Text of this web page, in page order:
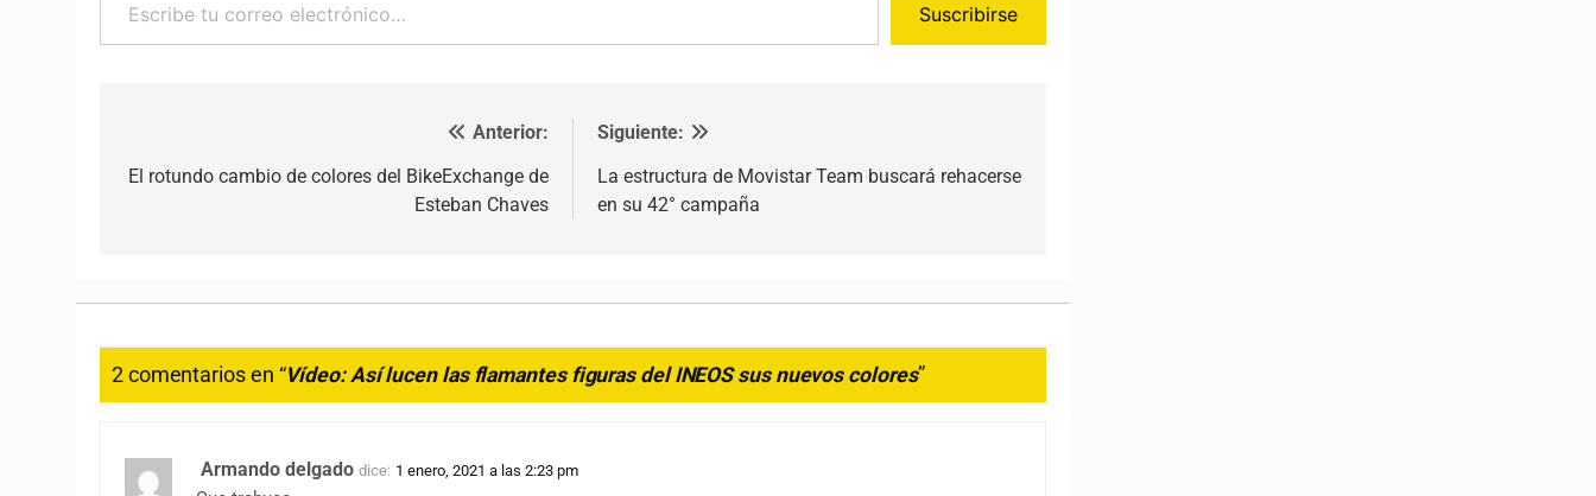
Suscribirse
Anterior:
El rotundo cambio de colores del BikeExchange de
Esteban Chaves
Siguiente:
La estructura de Movistar Team buscará rehacerse
en su 42° campaña
2 comentarios en “Vídeo: Así lucen las flamantes figuras del INEOS sus nuevos colores”
Armando delgado dice: 1 enero, 2021 a las 2:23 pm